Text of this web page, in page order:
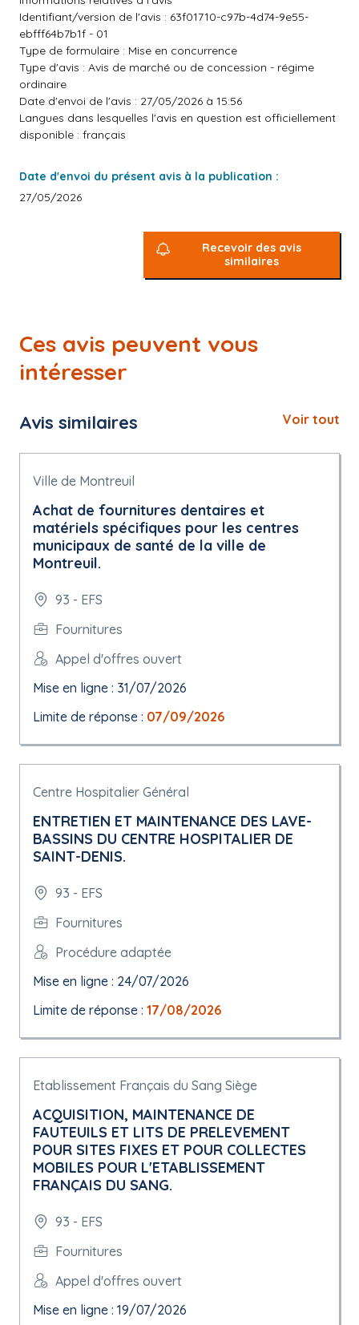
Identifiant/version de l'avis : 63f01710-c97b-4d74-9e55-
ebfff64b7b1f - 01
Type de formulaire : Mise en concurrence
Type d'avis : Avis de marché ou de concession - régime
ordinaire
Date d'envoi de l'avis : 27/05/2026 à 15:56
Langues dans lesquelles l'avis en question est officiellement
disponible : français
Date d'envoi du présent avis à la publication :
27/05/2026
Recevoir des avis
similaires
Ces avis peuvent vous
intéresser
Avis similaires Voir tout
Ville de Montreuil
Achat de fournitures dentaires et
matériels spécifiques pour les centres
municipaux de santé de la ville de
Montreuil.
93 - EFS
Fournitures
Appel d'offres ouvert
Mise en ligne : 31/07/2026
Limite de réponse : 07/09/2026
Centre Hospitalier Général
ENTRETIEN ET MAINTENANCE DES LAVE-
BASSINS DU CENTRE HOSPITALIER DE
SAINT-DENIS.
93 - EFS
Fournitures
Procédure adaptée
Mise en ligne : 24/07/2026
Limite de réponse : 17/08/2026
Etablissement Français du Sang Siège
ACQUISITION, MAINTENANCE DE
FAUTEUILS ET LITS DE PRELEVEMENT
POUR SITES FIXES ET POUR COLLECTES
MOBILES POUR L'ETABLISSEMENT
FRANÇAIS DU SANG.
93 - EFS
Fournitures
Appel d'offres ouvert
Mise en ligne : 19/07/2026